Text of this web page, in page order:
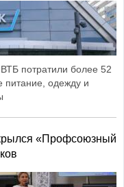
потратили более 52
питание, одежду и
«Профсоюзный